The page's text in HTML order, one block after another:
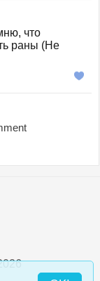
что
раны (Не
:)